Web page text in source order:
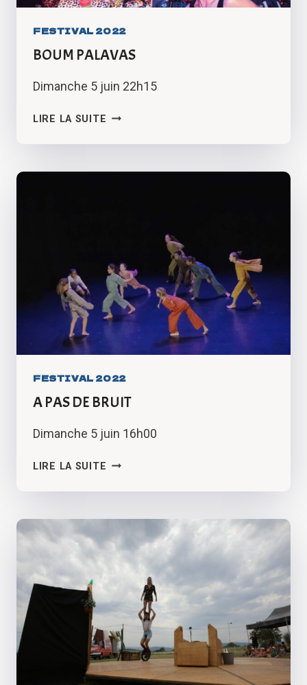
FESTIVAL 2022
BOUM PALAVAS
Dimanche 5 juin 22h15
LIRE LA SUITE BOUM
FESTIVAL 2022
A PAS DE BRUIT
Dimanche 5 juin 16h00
LIRE LA SUITE A
DE